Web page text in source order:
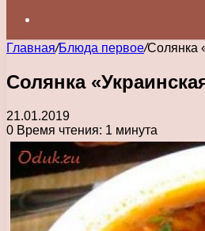
Главная/Блюда первое/Солянка
Солянка
21.01.2019
0 Время чтения: 1 минута